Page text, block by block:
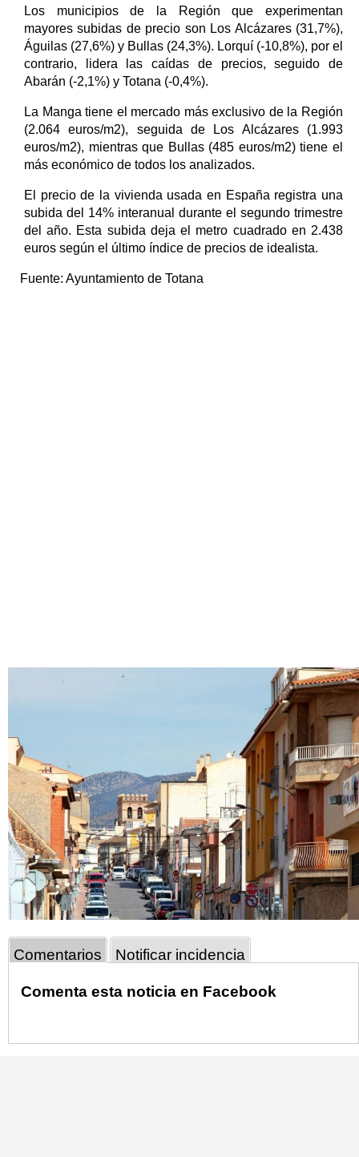
Los municipios de la Región que experimentan
mayores subidas de precio son Los Alcázares (31,7%),
Águilas (27,6%) y Bullas (24,3%). Lorquí (-10,8%), por el
contrario, lidera las caídas de precios, seguido de
Abarán (-2,1%) y Totana (-0,4%).
La Manga tiene el mercado más exclusivo de la Región
(2.064 euros/m2), seguida de Los Alcázares (1.993
euros/m2), mientras que Bullas (485 euros/m2) tiene el
más económico de todos los analizados.
El precio de la vivienda usada en España registra una
subida del 14% interanual durante el segundo trimestre
del año. Esta subida deja el metro cuadrado en 2.438
euros según el último índice de precios de idealista.
Fuente: Ayuntamiento de Totana
Comentarios Notificar incidencia
Comenta esta noticia en Facebook